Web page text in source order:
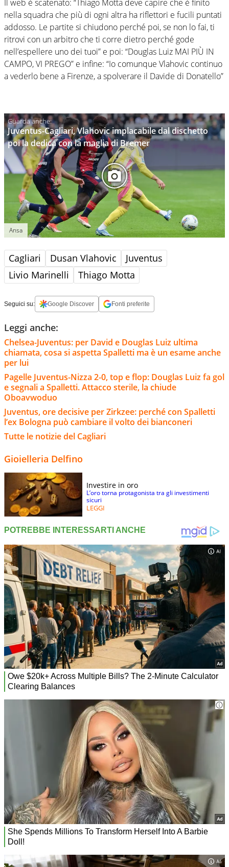
Il web è scatenato: “Thiago Motta deve capire che è finito
nella squadra che più di ogni altra ha riflettori e fucili puntati
addosso. Le partite si chiudono perché poi, se non lo fai, ti
ritrovi con un arbitro che ti corre dietro perché gode
nell’espellere uno dei tuoi” e poi: “Douglas Luiz MAI PIÙ IN
CAMPO, VI PREGO” e infine: “Io comunque Vlahovic continuo
a vederlo bene a Firenze, a spolverare il Davide di Donatello”
Juventus-Cagliari, Vlahovic implacabile dal dischetto
poi la dedica con la maglia di Bremer
Ansa
Cagliari Dusan Vlahovic
Juventus
Livio Marinelli
Thiago Motta
Seguici su: Google Discover Fonti preferite
Leggi anche:
Chelsea-Juventus: per David e Douglas Luiz ultima
chiamata, cosa si aspetta Spalletti ma è un esame anche
per lui
Pagelle Juventus-Nizza 2-0, top e flop: Douglas Luiz fa gol
e segnali a Spalletti. Attacco sterile, la chiude
Oboavwoduo
Juventus, ore decisive per Zirkzee: perché con Spalletti
l’ex Bologna può cambiare il volto dei bianconeri
Tutte le notizie del Cagliari
Gioielleria Delfino
Investire in oro
L’oro torna protagonista tra gli investimenti
sicuri
LEGGI